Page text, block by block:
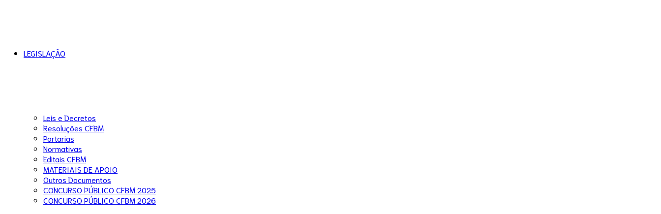
LEGISLAÇÃO
Leis e Decretos
Resoluções CFBM
Portarias
Normativas
Editais CFBM
MATERIAIS DE APOIO
Outros Documentos
CONCURSO PÚBLICO CFBM 2025
CONCURSO PÚBLICO CFBM 2026